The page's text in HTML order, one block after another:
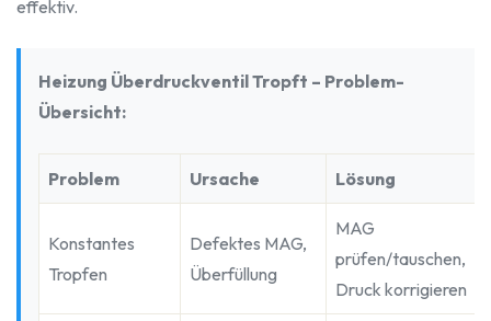
effektiv.
Heizung Überdruckventil Tropft – Problem-
Übersicht:
Problem Ursache Lösung
Konstantes
Tropfen
Defektes MAG,
Überfüllung
MAG
prüfen/tauschen,
Druck korrigieren